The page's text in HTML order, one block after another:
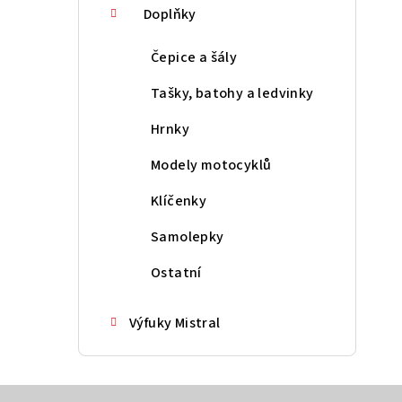
Doplňky
Čepice a šály
Tašky, batohy a ledvinky
Hrnky
Modely motocyklů
Klíčenky
Samolepky
Ostatní
Výfuky Mistral